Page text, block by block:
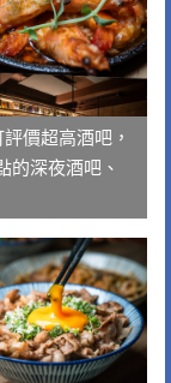
價超高酒吧，
的深夜酒吧、